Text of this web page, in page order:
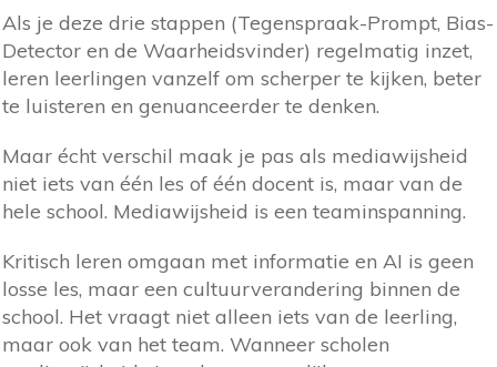
Als je deze drie stappen (Tegenspraak-Prompt, Bias-
Detector en de Waarheidsvinder) regelmatig inzet,
leren leerlingen vanzelf om scherper te kijken, beter
te luisteren en genuanceerder te denken.
Maar écht verschil maak je pas als mediawijsheid
niet iets van één les of één docent is, maar van de
hele school. Mediawijsheid is een teaminspanning.
Kritisch leren omgaan met informatie en AI is geen
losse les, maar een cultuurverandering binnen de
school. Het vraagt niet alleen iets van de leerling,
maar ook van het team. Wanneer scholen